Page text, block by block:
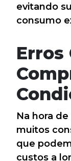
evitando
consumo
Erros
Na hora
muitos
que
custos a